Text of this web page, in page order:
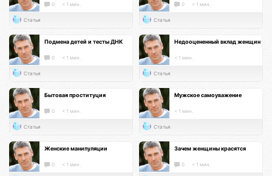
0 < 1 мин.
Статья
0 < 1 мин.
Статья
Подмена детей и тесты ДНК
0 < 1 мин.
Статья
Недооцененный вклад женщин
< 1 мин.
Статья
Бытовая проституция
0 < 1 мин.
Статья
Мужское самоуважение
< 1 мин.
Статья
Женские манипуляции
0 < 1 мин.
Зачем женщины красятся
0 < 1 мин.